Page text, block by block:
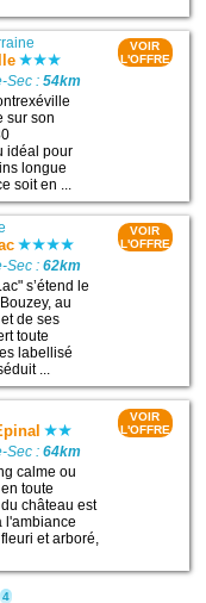
Sec :54km
sur son
idéal pour
longue
soit en ...
VOIR
L'OFFRE
Sec :62km
s’étend le
au
de ses
toute
labellisé
...
VOIR
L'OFFRE
Sec :64km
calme ou
toute
château est
l'ambiance
et arboré,
VOIR
L'OFFRE
4